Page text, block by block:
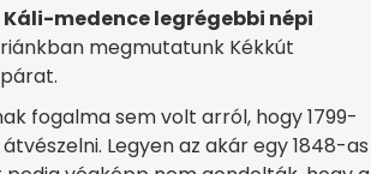
Káli-medence legrégebbi népi
megmutatunk Kékkút
fogalma sem volt arról, hogy 1799-
Legyen az akár egy 1848-as